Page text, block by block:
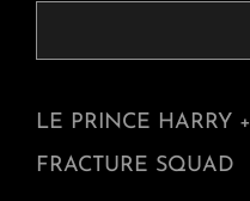
LE PRINCE HARRY +
FRACTURE SQUAD